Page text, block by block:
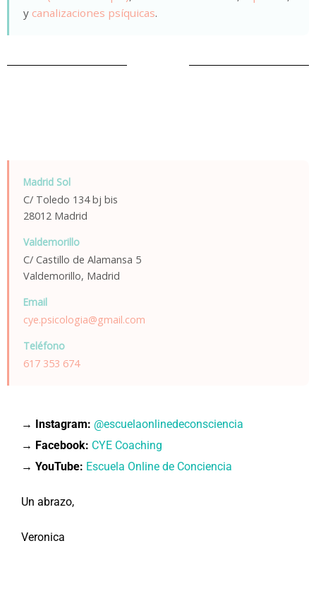
y canalizaciones psíquicas.
Madrid Sol
C/ Toledo 134 bj bis
28012 Madrid
Valdemorillo
C/ Castillo de Alamansa 5
Valdemorillo, Madrid
Email
cye.psicologia@gmail.com
Teléfono
617 353 674
→ Instagram: @escuelaonlinedeconsciencia
→ Facebook: CYE Coaching
→ YouTube: Escuela Online de Conciencia
Un abrazo,
Veronica